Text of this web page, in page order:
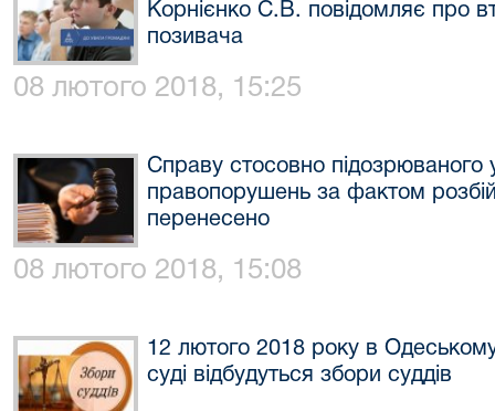
Корнієнко С.В. повідомляє про
позивача
08 лютого 2018, 15:25
Справу стосовно підозрюваного
правопорушень за фактом
перенесено
08 лютого 2018, 15:08
12 лютого 2018 року в
суді відбудуться збори суддів